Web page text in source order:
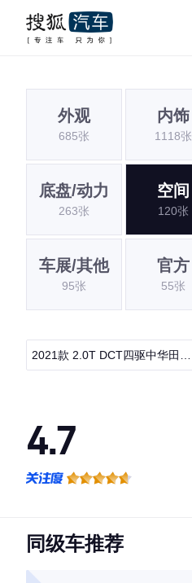
外观
685张
内饰
1118张
底盘/动力
263张
空间
120张
车展/其他
95张
官方
55张
2021款 2.0T DCT四驱中华田园
4.7
·空间表现一般，低于54%同级车
同级车推荐